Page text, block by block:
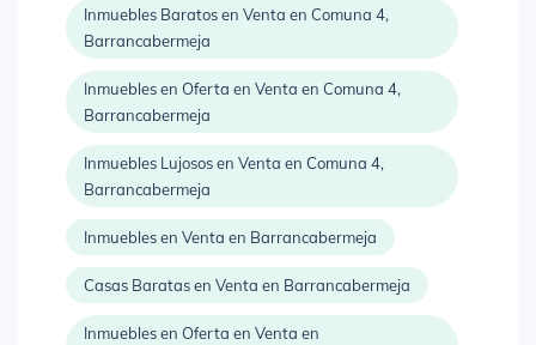
Inmuebles Baratos en Venta en Comuna 4,
Barrancabermeja
Inmuebles en Oferta en Venta en Comuna 4,
Barrancabermeja
Inmuebles Lujosos en Venta en Comuna 4,
Barrancabermeja
Inmuebles en Venta en Barrancabermeja
Casas Baratas en Venta en Barrancabermeja
Inmuebles en Oferta en Venta en